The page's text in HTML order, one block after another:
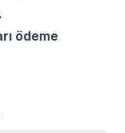
ödeme